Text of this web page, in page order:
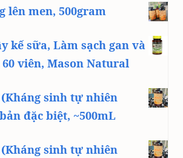
lên men, 500gram
kế sữa, Làm sạch gan và
viên, Mason Natural
(Kháng sinh tự nhiên
đặc biệt, ~500mL
(Kháng sinh tự nhiên